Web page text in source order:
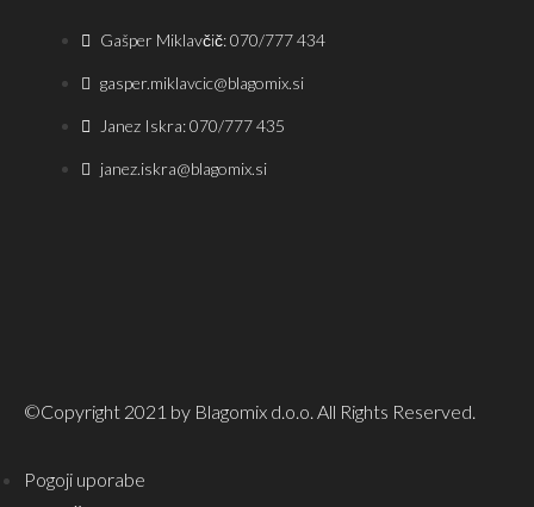
Gašper Miklavčič: 070/777 434
gasper.miklavcic@blagomix.si
Janez Iskra: 070/777 435
janez.iskra@blagomix.si
©Copyright 2021 by Blagomix d.o.o. All Rights Reserved.
Pogoji uporabe